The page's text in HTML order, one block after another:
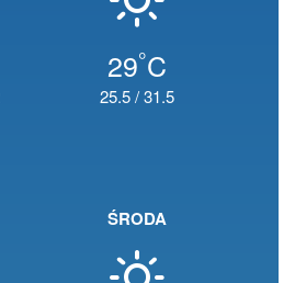
29°C
25.5/31.5
ŚRODA